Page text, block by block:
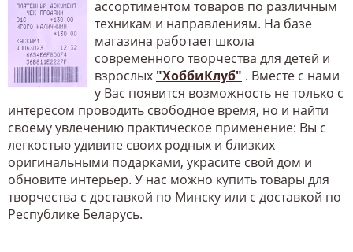
ассортиментом товаров по различным
техникам и направлениям. На базе
магазина работает школа
современного творчества для детей и
взрослых "ХоббиКлуб" . Вместе с нами
у Вас появится возможность не только с
интересом проводить свободное время, но и найти
своему увлечению практическое применение: Вы с
легкостью удивите своих родных и близких
оригинальными подарками, украсите свой дом и
обновите интерьер. У нас можно купить товары для
творчества с доставкой по Минску или с доставкой по
Республике Беларусь.